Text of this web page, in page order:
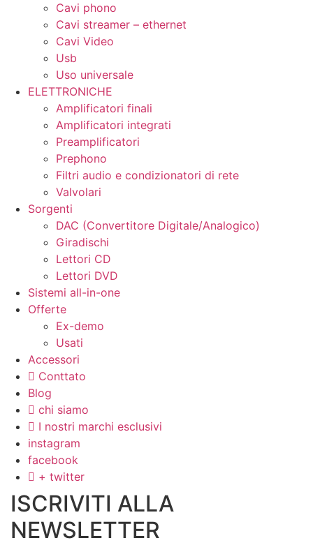
Cavi phono
Cavi streamer – ethernet
Cavi Video
Usb
Uso universale
ELETTRONICHE
Amplificatori finali
Amplificatori integrati
Preamplificatori
Prephono
Filtri audio e condizionatori di rete
Valvolari
Sorgenti
DAC (Convertitore Digitale/Analogico)
Giradischi
Lettori CD
Lettori DVD
Sistemi all-in-one
Offerte
Ex-demo
Usati
Accessori
Conttato
Blog
chi siamo
I nostri marchi esclusivi
instagram
facebook
+ twitter
ISCRIVITI ALLA
NEWSLETTER